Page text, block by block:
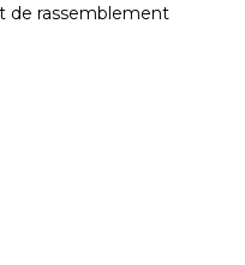
de rassemblement